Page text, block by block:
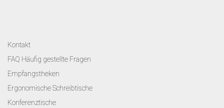
Kontakt
FAQ Häufig gestellte Fragen
Empfangstheken
Ergonomische Schreibtische
Konferenztische